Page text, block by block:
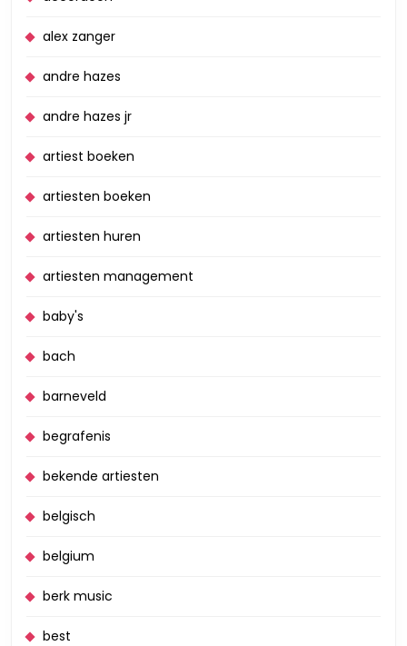
alex zanger
andre hazes
andre hazes jr
artiest boeken
artiesten boeken
artiesten huren
artiesten management
baby's
bach
barneveld
begrafenis
bekende artiesten
belgisch
belgium
berk music
best